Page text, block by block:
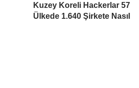
Kuzey Koreli Hackerlar 57
Ülkede 1.640 Şirkete Nasıl